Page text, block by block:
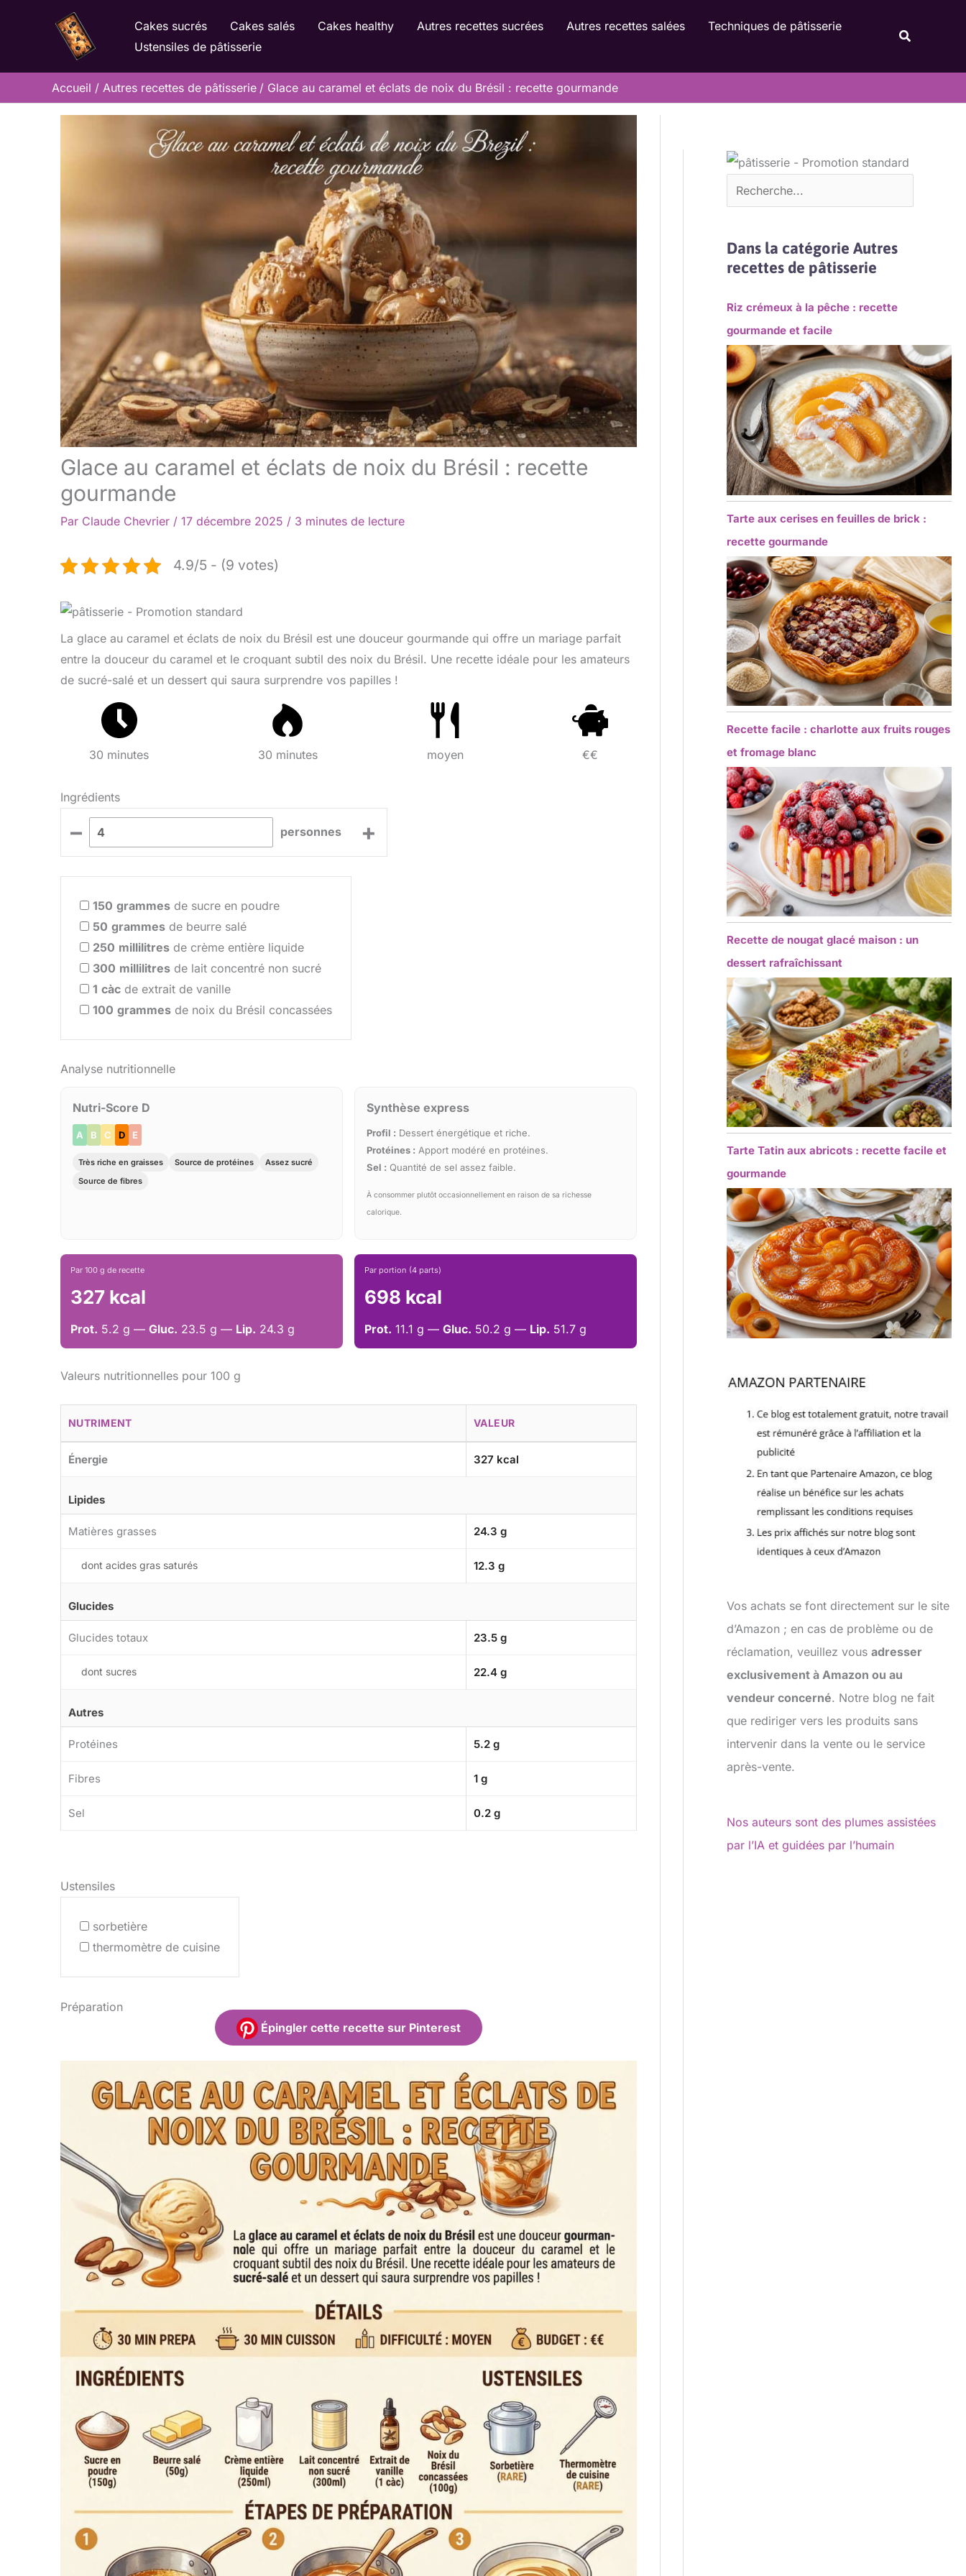
Cakes sucrés Cakes salés Cakes healthy Autres recettes sucrées Autres recettes salées
Techniques de pâtisserie
Ustensiles de pâtisserie
Accueil Autres recettes de pâtisserie Glace au caramel et éclats de noix du Brésil : recette gourmande
Glace au caramel et éclats de noix du Brésil : recette
gourmande
Par Claude Chevrier / 17 décembre 2025 / 3 minutes de lecture
4.9/5 - (9 votes)
La glace au caramel et éclats de noix du Brésil est une douceur gourmande qui offre un mariage parfait
entre la douceur du caramel et le croquant subtil des noix du Brésil. Une recette idéale pour les amateurs
de sucré-salé et un dessert qui saura surprendre vos papilles !
30 minutes 30 minutes moyen €€
Ingrédients
– personnes +
150 grammes de sucre en poudre
50 grammes de beurre salé
250 millilitres de crème entière liquide
300 millilitres de lait concentré non sucré
1 càc de extrait de vanille
100 grammes de noix du Brésil concassées
Analyse nutritionnelle
Nutri-Score D
A B C D E
Très riche en graisses Source de protéines
Assez sucré
Source de fibres
Synthèse express
Profil : Dessert énergétique et riche.
Protéines : Apport modéré en protéines.
Sel : Quantité de sel assez faible.
À consommer plutôt occasionnellement en raison de sa richesse
calorique.
Par 100 g de recette
327 kcal
Prot. 5.2 g — Gluc. 23.5 g — Lip. 24.3 g
Par portion (4 parts)
698 kcal
Prot. 11.1 g —Gluc. 50.2 g — Lip. 51.7 g
Valeurs nutritionnelles pour 100 g
NUTRIMENT VALEUR
Énergie 327 kcal
Lipides
Matières grasses 24.3 g
dont acides gras saturés 12.3 g
Glucides
Glucides totaux 23.5 g
dont sucres 22.4 g
Autres
Protéines 5.2 g
Fibres 1 g
Sel 0.2 g
Ustensiles
sorbetière
thermomètre de cuisine
Préparation
Épingler cette recette sur Pinterest
Dans la catégorie Autres
recettes de pâtisserie
Riz crémeux à la pêche : recette
gourmande et facile
Tarte aux cerises en feuilles de brick :
recette gourmande
Recette facile : charlotte aux fruits rouges
et fromage blanc
Recette de nougat glacé maison : un
dessert rafraîchissant
Tarte Tatin aux abricots : recette facile et
gourmande
Vos achats se font directement sur le site
d’Amazon ; en cas de problème ou de
réclamation, veuillez vousadresser
exclusivement à Amazon ou au
vendeur concerné. Notre blog ne fait
que rediriger vers les produits sans
intervenir dans la vente ou le service
après-vente.
Nos auteurs sont des plumes assistées
par l’IA et guidées par l’humain